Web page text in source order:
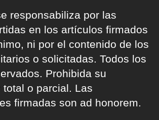
responsabiliza por las
en los artículos firmados
ni por el contenido de los
o solicitadas. Todos los
Prohibida su
total o parcial. Las
firmadas son ad honorem.